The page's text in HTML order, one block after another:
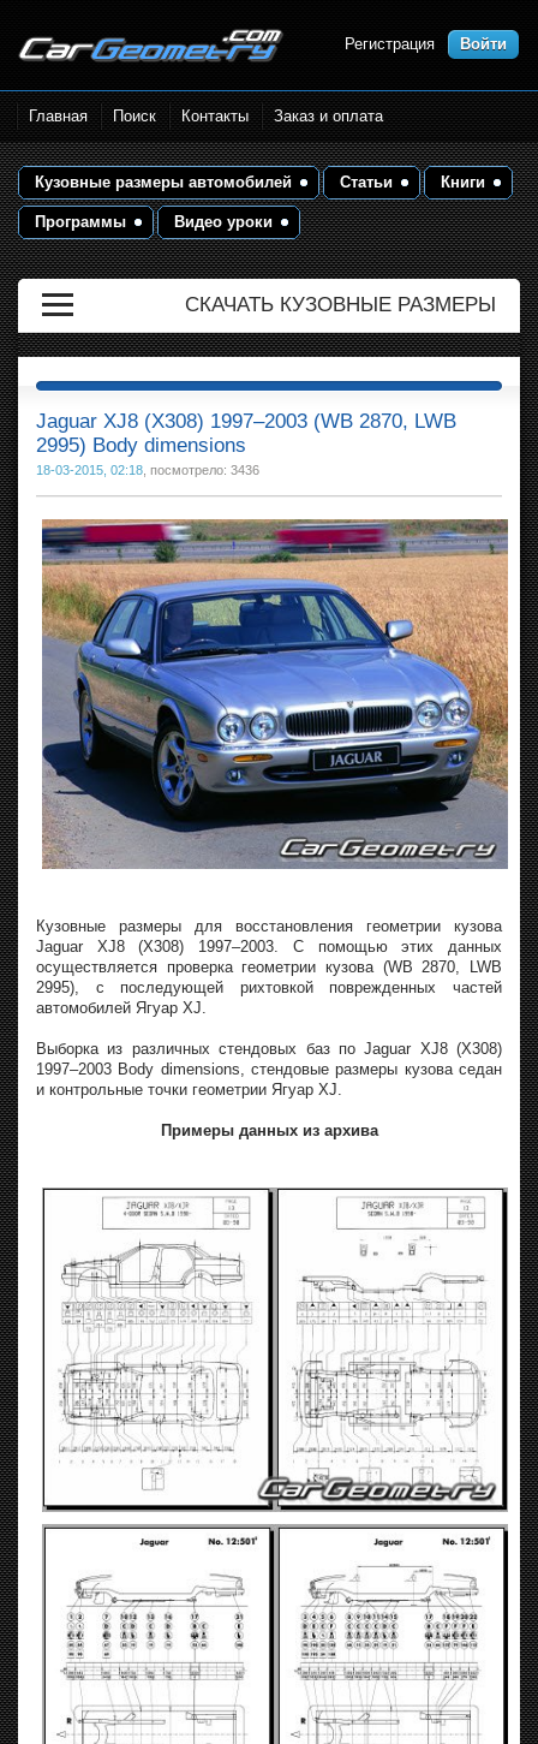
Размеры кузова автомобилей.
Контрольные точки и кузовные
размеры. Геометрия кузова
Регистрация Войти
Главная Поиск Контакты Заказ и оплата
Кузовные размеры автомобилей Статьи Книги
Программы Видео уроки
СКАЧАТЬ КУЗОВНЫЕ РАЗМЕРЫ
Jaguar XJ8 (X308) 1997–2003 (WB 2870, LWB
2995) Body dimensions
18-03-2015, 02:18 , посмотрело: 3436
Кузовные размеры для восстановления геометрии кузова
Jaguar XJ8 (X308) 1997–2003. С помощью этих данных
осуществляется проверка геометрии кузова (WB 2870, LWB
2995), с последующей рихтовкой поврежденных частей
автомобилей Ягуар XJ.
Выборка из различных стендовых баз по Jaguar XJ8 (X308)
1997–2003 Body dimensions, стендовые размеры кузова седан
и контрольные точки геометрии Ягуар XJ.
Примеры данных из архива